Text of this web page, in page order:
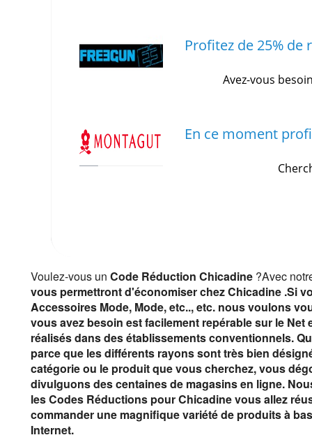
Profitez de 25%
Avez-vous
En ce moment
Voulez-vous unCode Réduction Chicadine ?Avec
vous permettront d'économiser chez Chicadine .Si
Accessoires Mode, Mode, etc.., etc. nous voulons
vous avez besoin est facilement repérable sur le
réalisés dans des établissements conventionnels.
parce que les différents rayons sont très bien
catégorie ou le produit que vous cherchez, vous
divulguons des centaines de magasins en ligne.
les Codes Réductions pour Chicadine vous allez
commander une magnifique variété de produits à
Internet.